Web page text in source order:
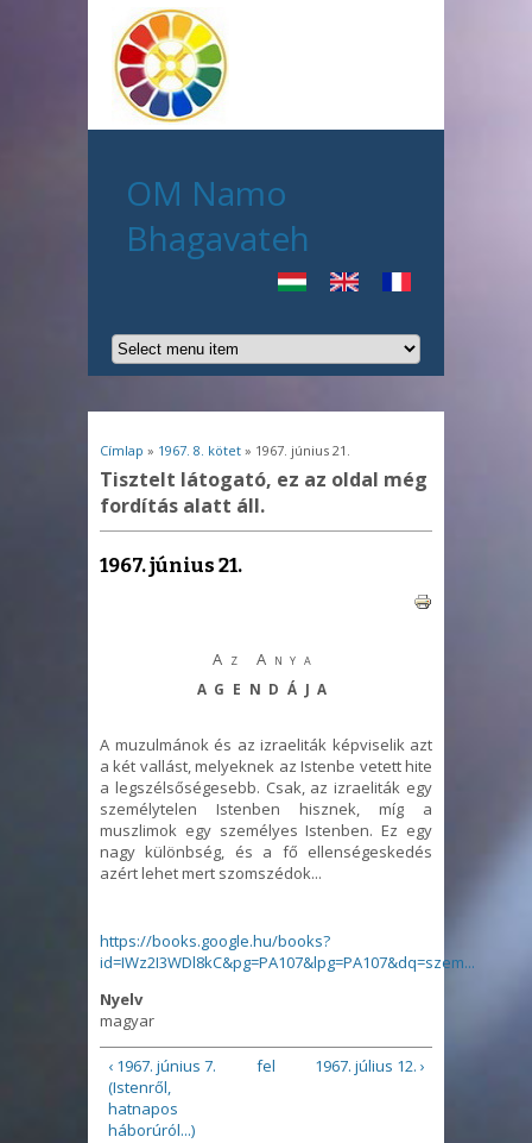
OM Namo
Bhagavateh
Jelenlegi hely
Címlap » 1967. 8. kötet » 1967. június 21.
Tisztelt látogató, ez az oldal még
fordítás alatt áll.
1967. június 21.
Az Anya
AGENDÁJA
A muzulmánok és az izraeliták képviselik azt
a két vallást, melyeknek az Istenbe vetett hite
a legszélsőségesebb. Csak, az izraeliták egy
személytelen Istenben hisznek, míg a
muszlimok egy személyes Istenben. Ez egy
nagy különbség, és a fő ellenségeskedés
azért lehet mert szomszédok...
https://books.google.hu/books?
id=IWz2I3WDl8kC&pg=PA107&lpg=PA107&dq=szem...
Nyelv
magyar
‹ 1967. június 7.
(Istenről,
hatnapos
háborúról...)
fel 1967. július 12. ›